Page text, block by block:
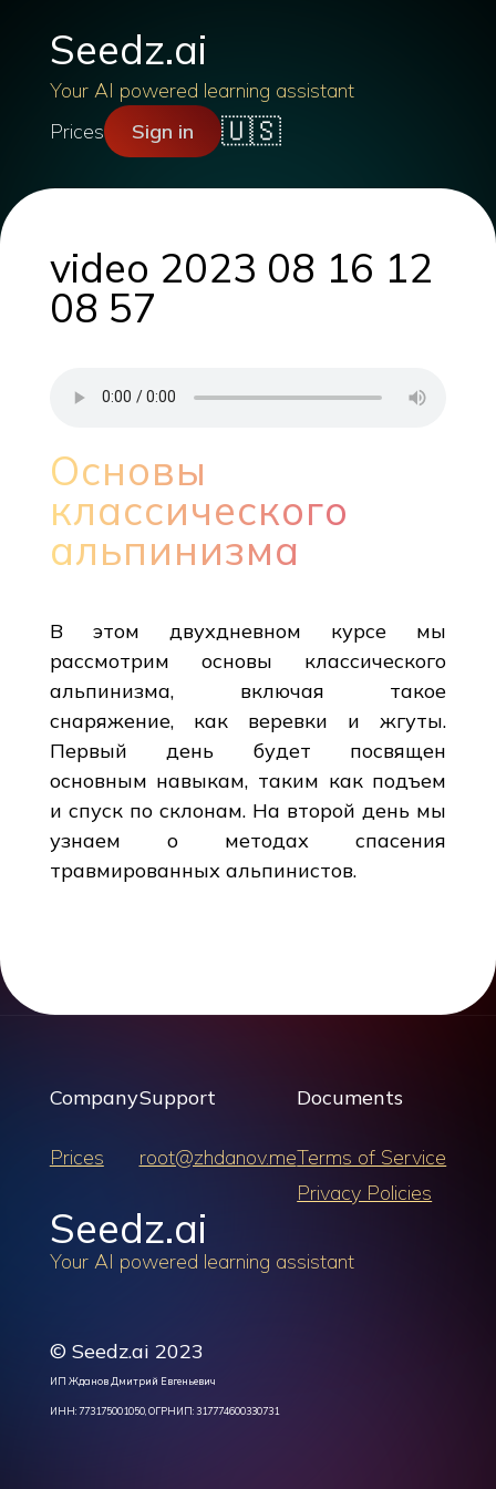
Seedz.ai
Your AI powered learning assistant
Prices
Sign in 🇺🇸
video 2023 08 16 12
08 57
Основы
классического
альпинизма
В этом двухдневном курсе мы
рассмотрим основы классического
альпинизма, включая такое
снаряжение, как веревки и жгуты.
Первый день будет посвящен
основным навыкам, таким как подъем
и спуск по склонам. На второй день мы
узнаем о методах спасения
травмированных альпинистов.
Company
Prices
Support
root@zhdanov.me
Documents
Terms of Service
Privacy Policies
Seedz.ai
Your AI powered learning assistant
© Seedz.ai 2023
ИП Жданов Дмитрий Евгеньевич
ИНН: 773175001050, ОГРНИП: 317774600330731